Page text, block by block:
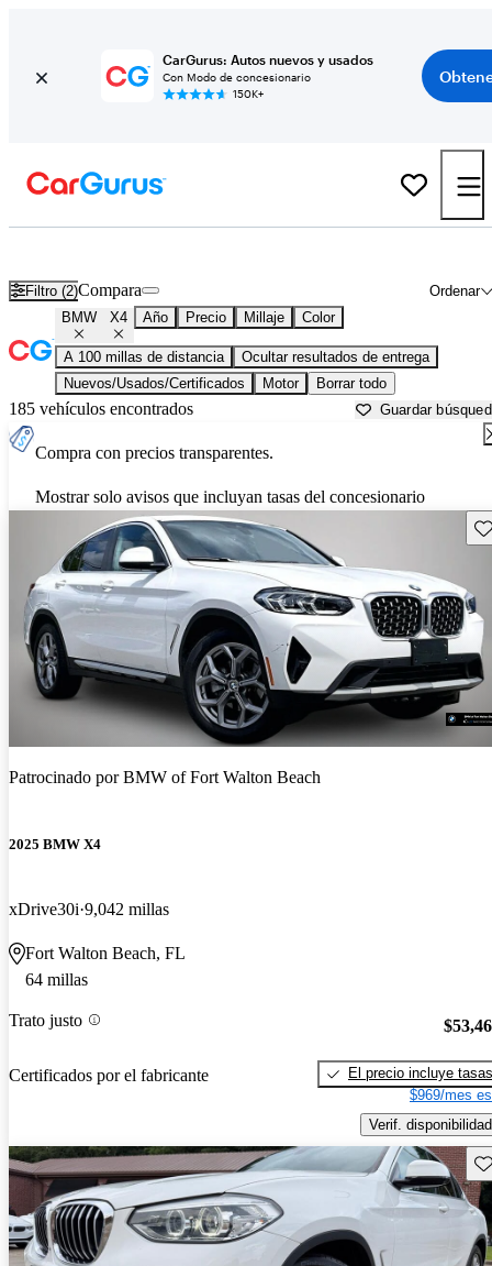
CarGurus: Autos nuevos y usados
Con Modo de concesionario
150K+
Filtro (2) Ordenar
Compara
BMW X4 Año Precio Millaje Color
A 100 millas de distancia
Ocultar resultados de entrega
Nuevos/Usados/Certificados
Motor Borrar todo
185 vehículos encontrados Guardar
Compra con precios transparentes.
Mostrar solo avisos que incluyan tasas del concesionario
Patrocinado porBMW of Fort Walton Beach
2025 BMW X4
xDrive30i 9,042 millas
Fort Walton Beach, FL
64 millas
Trato justo
Certificados por el fabricante
El precio incluye tasas
$969/mes
Verif. disponibilidad